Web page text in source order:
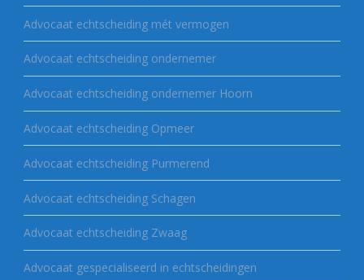
Advocaat echtscheiding mét vermogen
Advocaat echtscheiding ondernemer
Advocaat echtscheiding ondernemer Hoorn
Advocaat echtscheiding Opmeer
Advocaat echtscheiding Purmerend
Advocaat echtscheiding Schagen
Advocaat echtscheiding Zwaag
Advocaat gespecialiseerd in echtscheidingen